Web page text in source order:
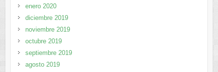
enero 2020
diciembre 2019
noviembre 2019
octubre 2019
septiembre 2019
agosto 2019